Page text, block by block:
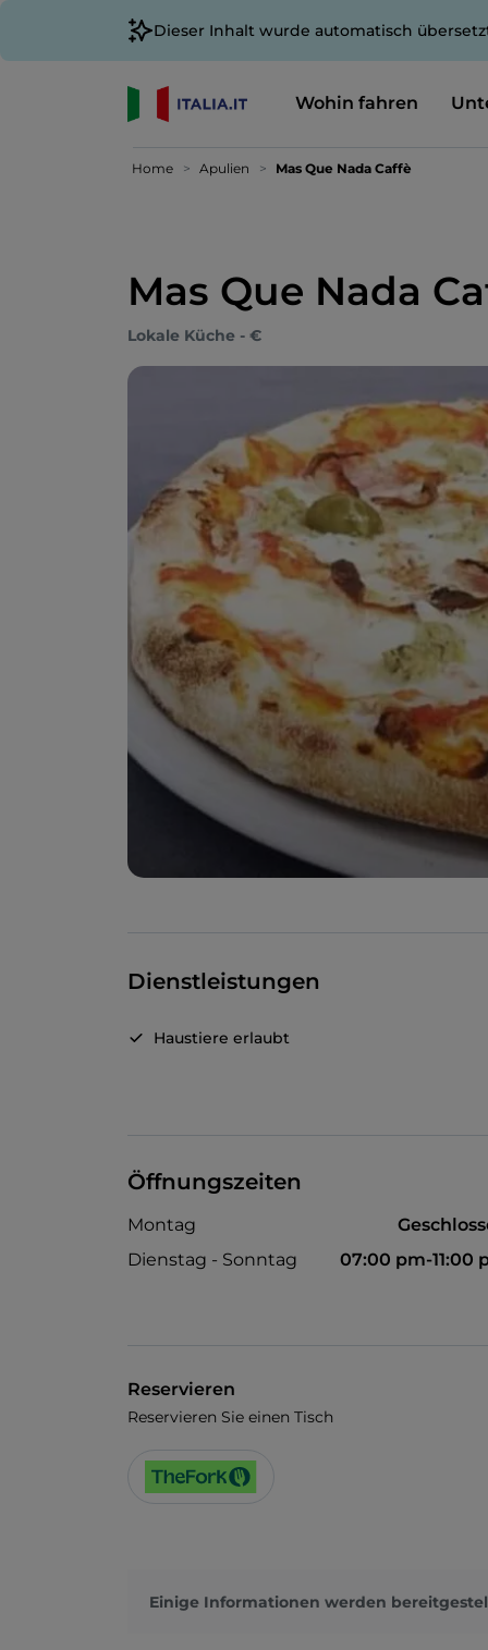
Dieser Inhalt wurde automatisch
Wohin fahren
Home Apulien Mas Que Nada Caffè
Mas Que Nada
Lokale Küche - €
Dienstleistungen
Haustiere erlaubt
Öffnungszeiten
Montag
Dienstag - Sonntag
07:00 pm-11:00
Reservieren
Reservieren Sie einen Tisch
Einige Informationen werden